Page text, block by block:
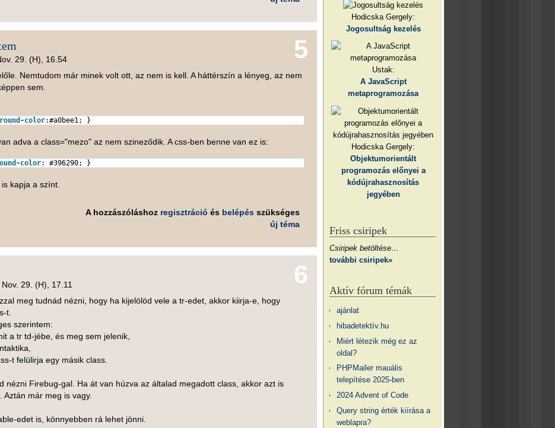
5
29. (H), 16.54
Nemtudom már minek volt ott, az nem is kell. A háttérszín a lényeg, az nem
sem.
color:#a0bee1; }
adva a class="mezo" az nem szineződik. A css-ben benne van ez is:
color:#396290; }
kapja a színt.
A hozzászóláshoz regisztráció és belépésszükséges
új téma
6
29. (H), 17.11
meg tudnád nézni, hogy ha kijelölöd vele a tr-edet, akkor kiirja-e, hogy
t.
szerintem:
a tr td-jébe, és meg sem jelenik,
t felülirja egy másik class.
nézni Firebug-gal. Ha át van húzva az általad megadott class, akkor azt is
Aztán már meg is vagy.
edet is, könnyebben rá lehet jönni.
Hodicska Gergely:
Jogosultság kezelés
Ustak:
A JavaScript
metaprogramozása
Hodicska Gergely:
Objektumorientált
programozás előnyei a
kódújrahasznosítás
jegyében
Friss csiripek
Csiripek betöltése…
további csiripek»
Aktív fórum témák
ajánlat
hibadetektív.hu
Miért létezik még ez az
oldal?
PHPMailer mauális
telepítése 2025-ben
2024 Advent of Code
Query string érték kiírása a
weblapra?